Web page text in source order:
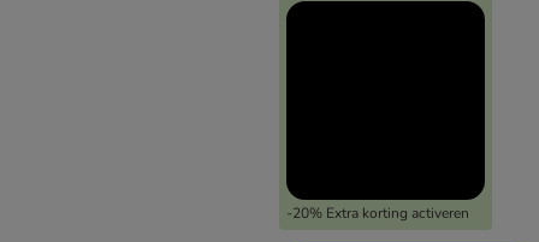
-20% Extra korting activeren